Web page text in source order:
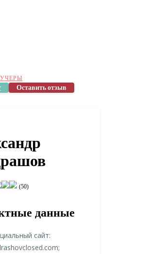
Оставить отзыв
(50)
данные
сайт: